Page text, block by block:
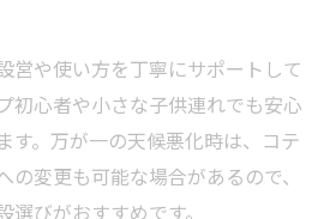
ぶらキャンプを公共交通で安全
担を減らす手ぶらキャンプの
営や使い方を丁寧にサポートして
初心者や小さな子供連れでも安心
す。万が一の天候悪化時は、コテ
の変更も可能な場合があるので、
びがおすすめです。